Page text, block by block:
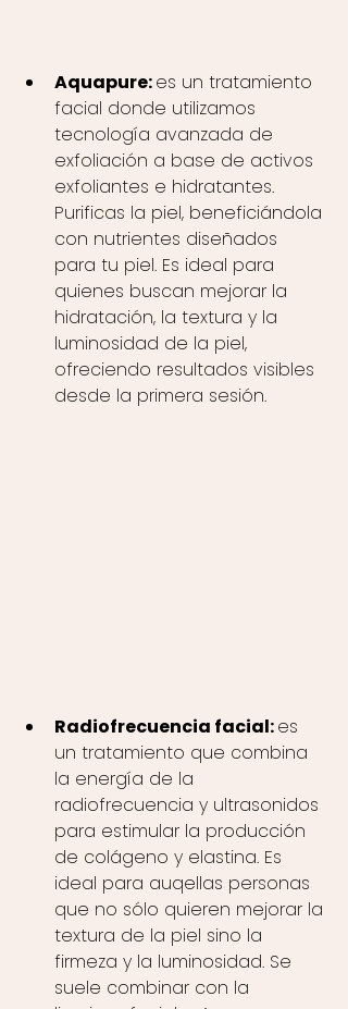
Aquapure: es un tratamiento
facial donde utilizamos
tecnología avanzada de
exfoliación a base de activos
exfoliantes e hidratantes.
Purificas la piel, beneficiándola
con nutrientes diseñados
para tu piel. Es ideal para
quienes buscan mejorar la
hidratación, la textura y la
luminosidad de la piel,
ofreciendo resultados visibles
desde la primera sesión.
Radiofrecuencia facial: es
un tratamiento que combina
la energía de la
radiofrecuencia y ultrasonidos
para estimular la producción
de colágeno y elastina. Es
ideal para auqellas personas
que no sólo quieren mejorar la
textura de la piel sino la
firmeza y la luminosidad. Se
suele combinar con la